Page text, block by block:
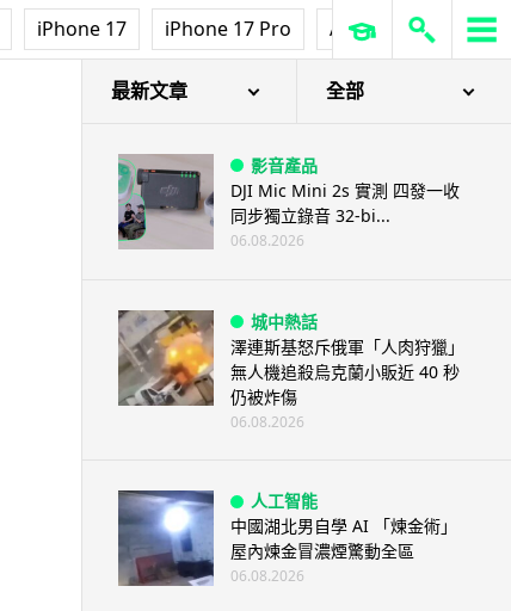
iPhone 17 iPhone 17 Pro AirPods Pro 3
最新文章 全部
影音產品
DJI Mic Mini 2s 實測 四發一收
同步獨立錄音 32-bi...
06.08.2026
城中熱話
澤連斯基怒斥俄軍「人肉狩獵」
無人機追殺烏克蘭小販近 40 秒
仍被炸傷
06.08.2026
人工智能
中國湖北男自學 AI 「煉金術」
屋內煉金冒濃煙驚動全區
06.08.2026